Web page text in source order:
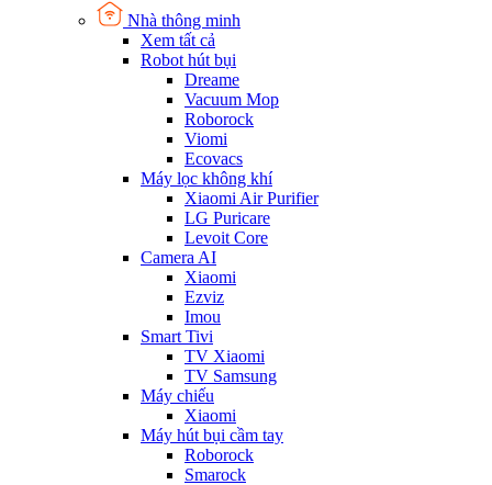
Nhà thông minh
Xem tất cả
Robot hút bụi
Dreame
Vacuum Mop
Roborock
Viomi
Ecovacs
Máy lọc không khí
Xiaomi Air Purifier
LG Puricare
Levoit Core
Camera AI
Xiaomi
Ezviz
Imou
Smart Tivi
TV Xiaomi
TV Samsung
Máy chiếu
Xiaomi
Máy hút bụi cầm tay
Roborock
Smarock